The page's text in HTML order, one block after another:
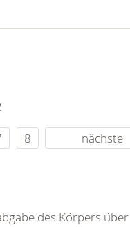
8 nächste
des Körpers